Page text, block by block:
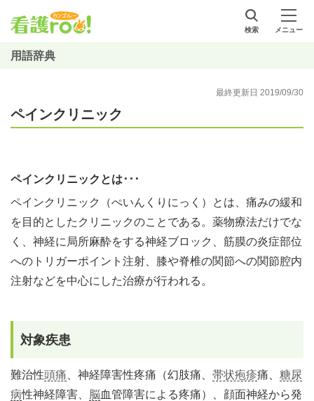
検索 メニュー
用語辞典
最終更新日 2019/09/30
ペインクリニック
ペインクリニックとは･･･
ペインクリニック（ぺいんくりにっく）とは、痛みの緩和
を目的としたクリニックのことである。薬物療法だけでな
く、神経に局所麻酔をする神経ブロック、筋膜の炎症部位
へのトリガーポイント注射、膝や脊椎の関節への関節腔内
注射などを中心にした治療が行われる。
対象疾患
難治性頭痛 、神経障害性疼痛（幻肢痛、 帯状疱疹痛、 糖尿
病性神経障害、 脳血管障害による疼痛）、顔面神経から発